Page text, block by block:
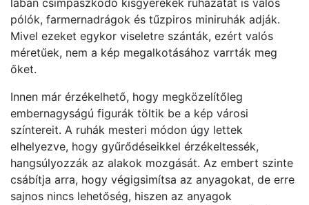
lábán csimpaszkodó kisgyerekek ruházatát is valós
pólók, farmernadrágok és tűzpiros miniruhák adják.
Mivel ezeket egykor viseletre szánták, ezért valós
méretűek, nem a kép megalkotásához varrták meg
őket.
Innen már érzékelhető, hogy megközelítőleg
embernagyságú figurák töltik be a kép városi
színtereit. A ruhák mesteri módon úgy lettek
elhelyezve, hogy gyűrődéseikkel érzékeltessék,
hangsúlyozzák az alakok mozgását. Az embert szinte
csábítja arra, hogy végigsimítsa az anyagokat, de erre
sajnos nincs lehetőség, hiszen az anyagok